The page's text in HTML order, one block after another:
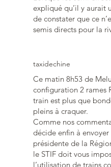
expliqué qu’il y aurait
de constater que ce
semis directs pour la
taxidechine
Ce matin 8h53 de
configuration 2 rames
train est plus que
pleins à craquer.
Comme nos
décide enfin à
présidente de la
le STIF doit vous
l’utilisation de trains